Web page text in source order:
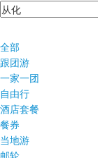
全部
跟团游
一家一团
自由行
酒店套餐
餐券
当地游